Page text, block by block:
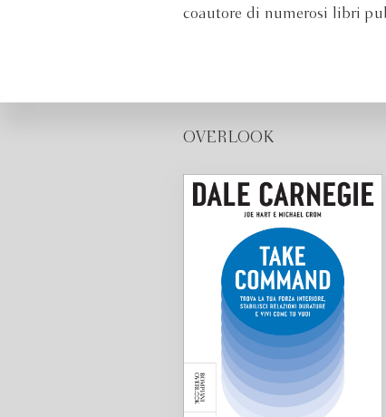
coautore di numerosi libri
OVERLOOK